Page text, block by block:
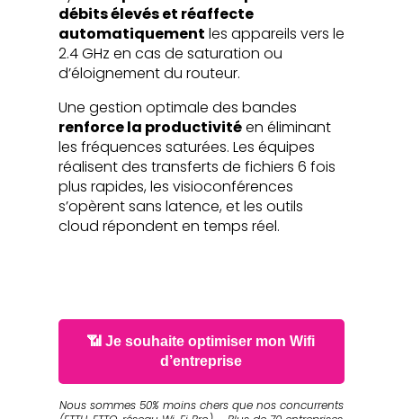
débits élevés et réaffecte
automatiquement les appareils vers le
2.4 GHz en cas de saturation ou
d’éloignement du routeur.
Une gestion optimale des bandes
renforce la productivitéen éliminant
les fréquences saturées. Les équipes
réalisent des transferts de fichiers 6 fois
plus rapides, les visioconférences
s’opèrent sans latence, et les outils
cloud répondent en temps réel.
📶 Je souhaite optimiser mon Wifi
d’entreprise
Nous sommes 50% moins chers que nos concurrents